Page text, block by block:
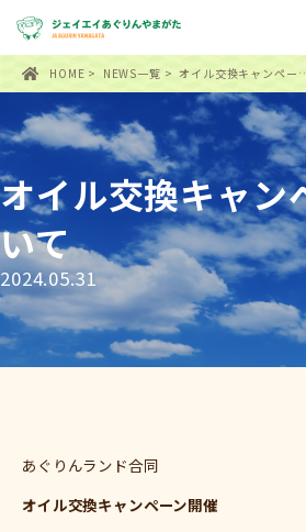
HOME > NEWS一覧 > オイル交換キャンペー
オイル交換キャン
いて
2024.05.31
あぐりんランド合同
オイル交換キャンペーン開催